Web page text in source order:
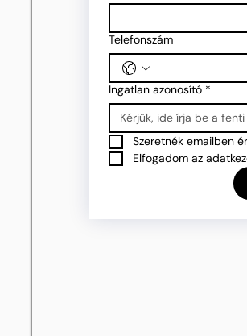
Telefonszám
Ingatlan azonosító *
Szeretnék emailben
Elfogadom az